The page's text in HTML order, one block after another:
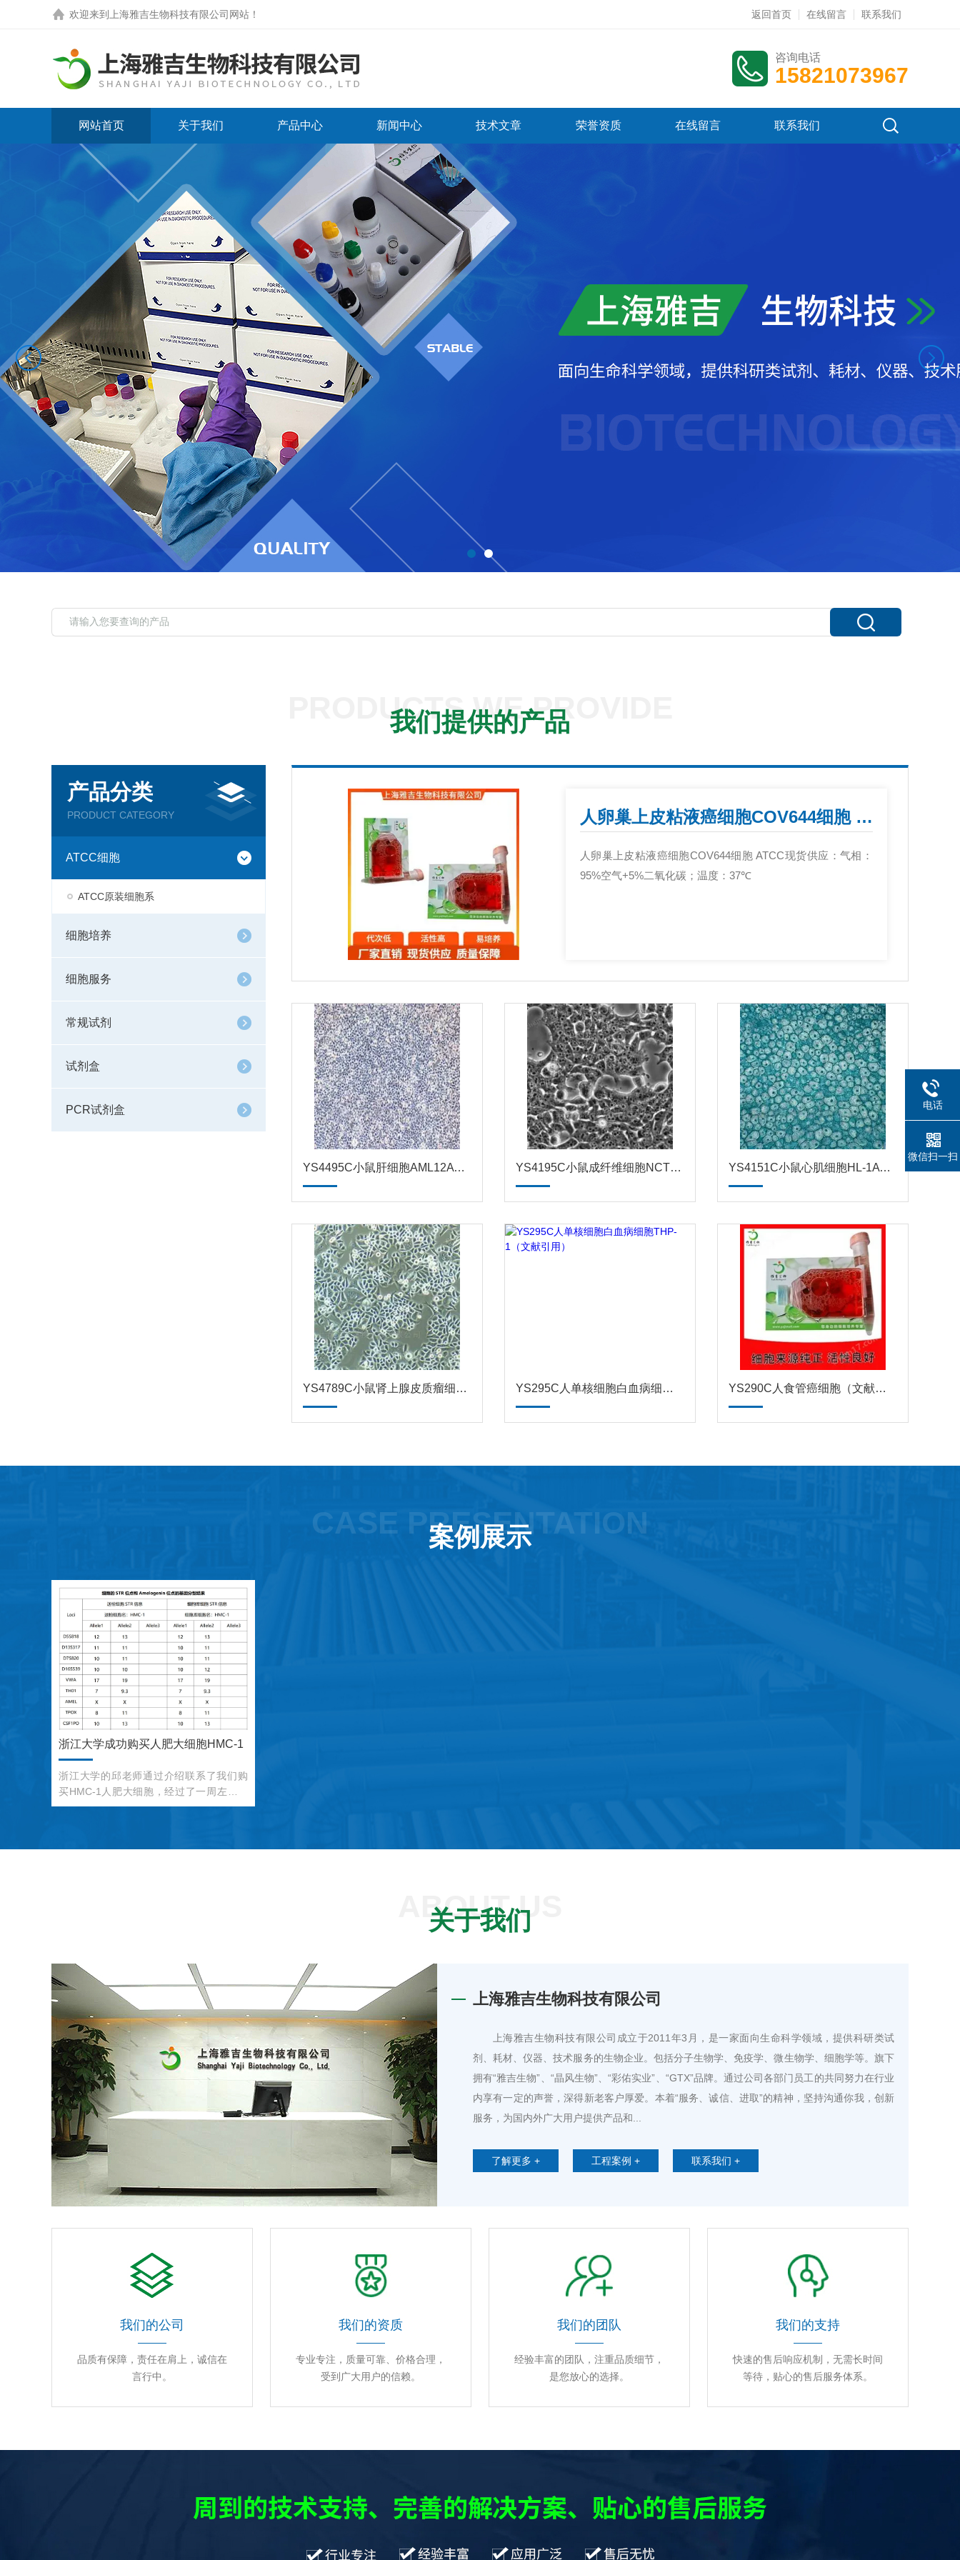
欢迎来到 上海雅吉生物科技有限公司网站 ！ 返回首页 在线留言 联系我们
咨询电话
15821073967
网站首页 关于我们 产品中心 新闻中心 技术文章 荣誉资质 在线留言 联系我们
我们提供的产品
PRODUCTS WE PROVIDE
产品分类
PRODUCT CATEGORY
ATCC细胞
ATCC原装细胞系
细胞培养
细胞服务
常规试剂
试剂盒
PCR试剂盒
人卵巢上皮粘液癌细胞COV644细胞 ATCC
人卵巢上皮粘液癌细胞COV644细胞 ATCC现货供应：气相：
95%空气+5%二氧化碳；温度：37℃
YS4495C小鼠肝细胞AML12ATCC YS4195C小鼠成纤维细胞NCTC clone 929ATCC YS4151C小鼠心肌细胞HL-1ATCC
YS4789C小鼠肾上腺皮质瘤细胞Y1ATCC YS295C人单核细胞白血病细胞THP-1（文献引用） YS290C人食管癌细胞（文献引用产品）
案例展示
CASE PRESENTATION
浙江大学成功购买人肥大细胞HMC-1
浙江大学的邱老师通过介绍联系了我们购
买HMC-1人肥大细胞，经过了一周左右的
时间顺利发货，杭州市余杭区文一西路的
细胞细胞收到后处理收
关于我们
ABOUT US
上海雅吉生物科技有限公司
上海雅吉生物科技有限公司成立于2011年3月，是一家面向生命科学领域，提供科研类试
剂、耗材、仪器、技术服务的生物企业。包括分子生物学、免疫学、微生物学、细胞学等。旗下
拥有“雅吉生物”、“晶风生物”、“彩佑实业”、“GTX”品牌。通过公司各部门员工的共同努力在行业
内享有一定的声誉，深得新老客户厚爱。本着“服务、诚信、进取”的精神，坚持沟通你我，创新
服务，为国内外广大用户提供产品和...
了解更多 + 工程案例 + 联系我们 +
我们的公司
品质有保障，责任在肩上，诚信在
言行中。
我们的资质
专业专注，质量可靠、价格合理，
受到广大用户的信赖。
我们的团队
经验丰富的团队，注重品质细节，
是您放心的选择。
我们的支持
快速的售后响应机制，无需长时间
等待，贴心的售后服务体系。
电话
微信扫一扫